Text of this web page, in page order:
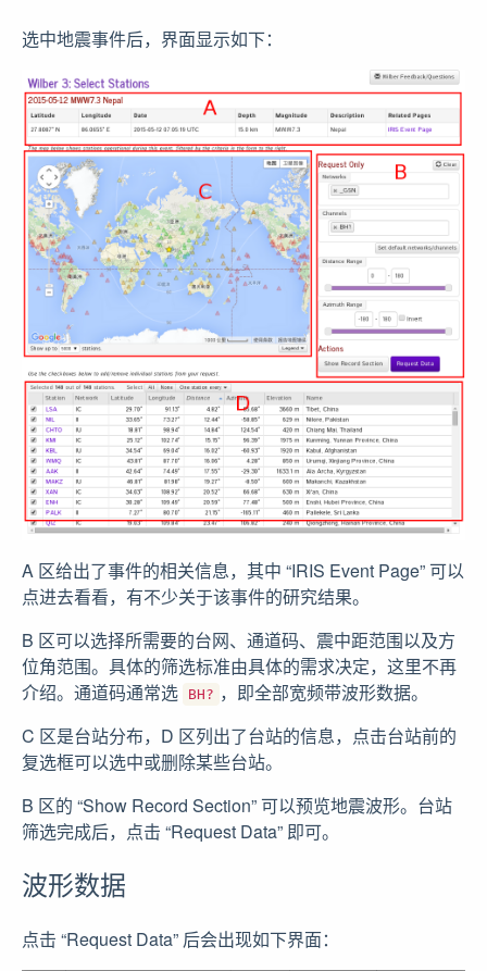
选中地震事件后，界面显示如下：
A 区给出了事件的相关信息，其中 “IRIS Event Page” 可以
点进去看看，有不少关于该事件的研究结果。
B 区可以选择所需要的台网、通道码、震中距范围以及方
位角范围。具体的筛选标准由具体的需求决定，这里不再
介绍。通道码通常选
BH? ，即全部宽频带波形数据。
C 区是台站分布，D 区列出了台站的信息，点击台站前的
复选框可以选中或删除某些台站。
B 区的 “Show Record Section” 可以预览地震波形。台站
筛选完成后，点击 “Request Data” 即可。
波形数据
点击 “Request Data” 后会出现如下界面：